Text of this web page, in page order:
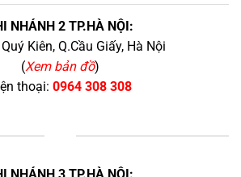
NHÁNH 2 TP.HÀ NỘI:
Kiên, Q.Cầu Giấy, Hà Nội
(Xem bản đồ)
thoại: 0964 308 308